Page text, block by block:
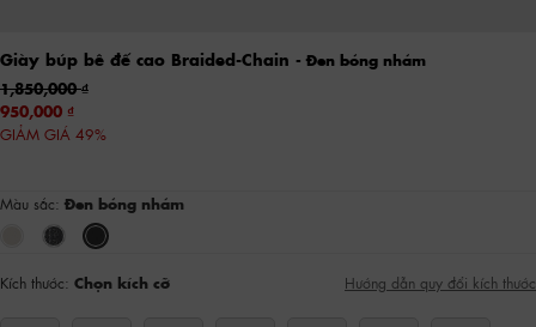
Giày búp bê đế cao Braided-Chain - Đen bóng nhám
1,850,000
950,000
GIẢM GIÁ 49%
Màu sắc: Đen bóng nhám
Kích thước: Chọn kích cỡ Hướng dẫn quy đổi kích thước